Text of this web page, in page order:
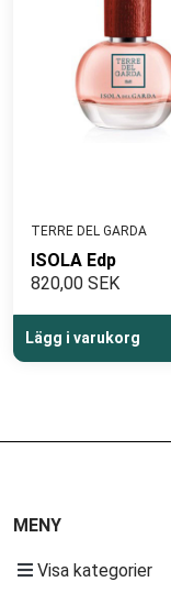
TERRE DEL GARDA
ISOLA Edp
820,00 SEK
Lägg i varukorg
MENY
Visa kategorier